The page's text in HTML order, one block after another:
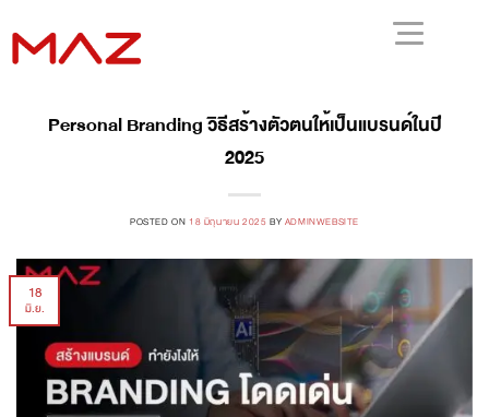
Personal Branding วิธีสร้างตัวตนให้เป็นแบรนด์ในปี
2025
POSTED ON18 มิถุนายน 2025 BY ADMINWEBSITE
18
มิ.ย.